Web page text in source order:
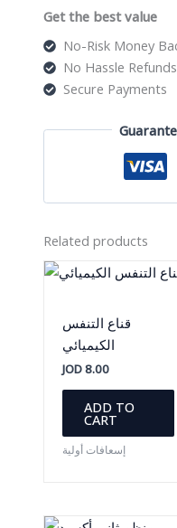
الجيب
الرقمية
التنافسية
جودة
فاحص
Get the best value
No-Risk Money
No Hassle Refunds
Secure Payments
Related products
قناع التنفس
الكيميائي
JOD8.00
ADD TO
CART
إسعافات أولية